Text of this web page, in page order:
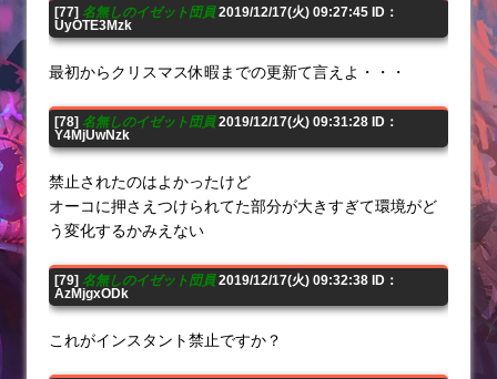
[77] 名無しのイゼット団員2019/12/17(火) 09:27:45 ID：
UyOTE3Mzk
最初からクリスマス休暇までの更新て言えよ・・・
[78] 名無しのイゼット団員2019/12/17(火) 09:31:28 ID：
Y4MjUwNzk
禁止されたのはよかったけど
オーコに押さえつけられてた部分が大きすぎて環境がど
う変化するかみえない
[79] 名無しのイゼット団員2019/12/17(火) 09:32:38 ID：
AzMjgxODk
これがインスタント禁止ですか？